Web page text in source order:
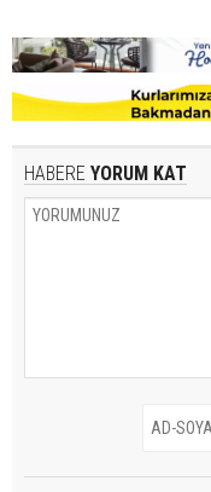
HABERE YORUM KAT